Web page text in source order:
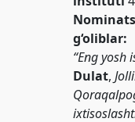
g‘oliblar:
“Eng yosh
Dulat,